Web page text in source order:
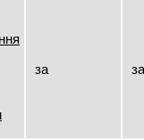
за за